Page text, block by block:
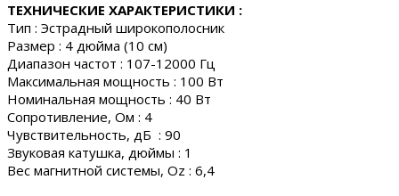
ТЕХНИЧЕСКИЕ ХАРАКТЕРИСТИКИ :
Тип : Эстрадный широкополосник
Размер : 4 дюйма (10 см)
Диапазон частот : 107-12000 Гц
Максимальная мощность : 100 Вт
Номинальная мощность : 40 Вт
Сопротивление, Ом : 4
Чувствительность, дБ : 90
Звуковая катушка, дюймы : 1
Вес магнитной системы, Oz : 6,4